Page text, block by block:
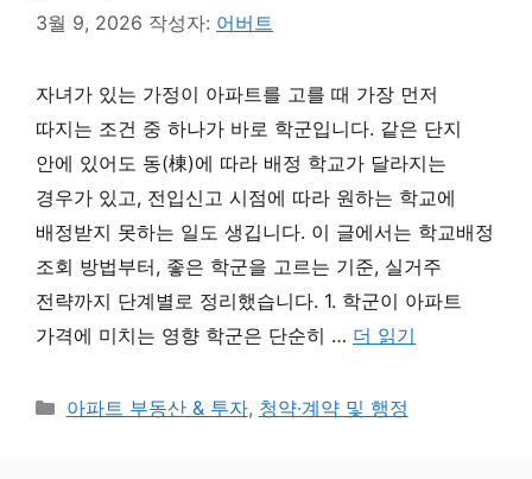
3월 9, 2026 작성자: 어버트
자녀가 있는 가정이 아파트를 고를 때 가장 먼저
따지는 조건 중 하나가 바로 학군입니다. 같은 단지
안에 있어도 동(棟)에 따라 배정 학교가 달라지는
경우가 있고, 전입신고 시점에 따라 원하는 학교에
배정받지 못하는 일도 생깁니다. 이 글에서는 학교배정
조회 방법부터, 좋은 학군을 고르는 기준, 실거주
전략까지 단계별로 정리했습니다. 1. 학군이 아파트
가격에 미치는 영향 학군은 단순히 … 더 읽기
카테고리
아파트 부동산 & 투자, 청약·계약 및 행정